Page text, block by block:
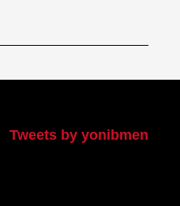
Tweets by yonibmen